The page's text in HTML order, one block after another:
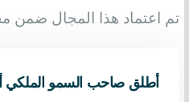
تم اعتماد هذا المجال ضمن
أطلق صاحب السمو الملكي